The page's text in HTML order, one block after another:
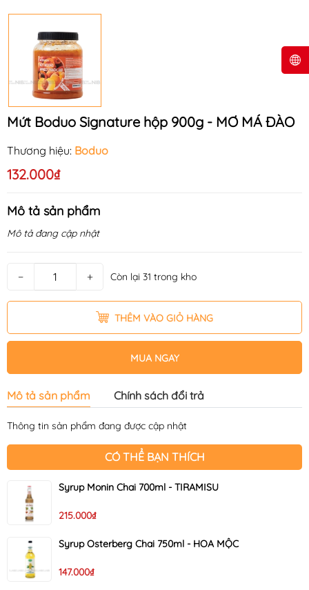
Mứt Boduo Signature hộp 900g - MƠ MÁ ĐÀO
Thương hiệu: Boduo
132.000₫
Mô tả sản phẩm
Mô tả đang cập nhật
− + Còn lại 31 trong kho
THÊM VÀO GIỎ HÀNG
MUA NGAY
Mô tả sản phẩm Chính sách đổi trả
Thông tin sản phẩm đang được cập nhật
CÓ THỂ BẠN THÍCH
Syrup Monin Chai 700ml - TIRAMISU
215.000₫
Syrup Osterberg Chai 750ml - HOA MỘC
147.000₫